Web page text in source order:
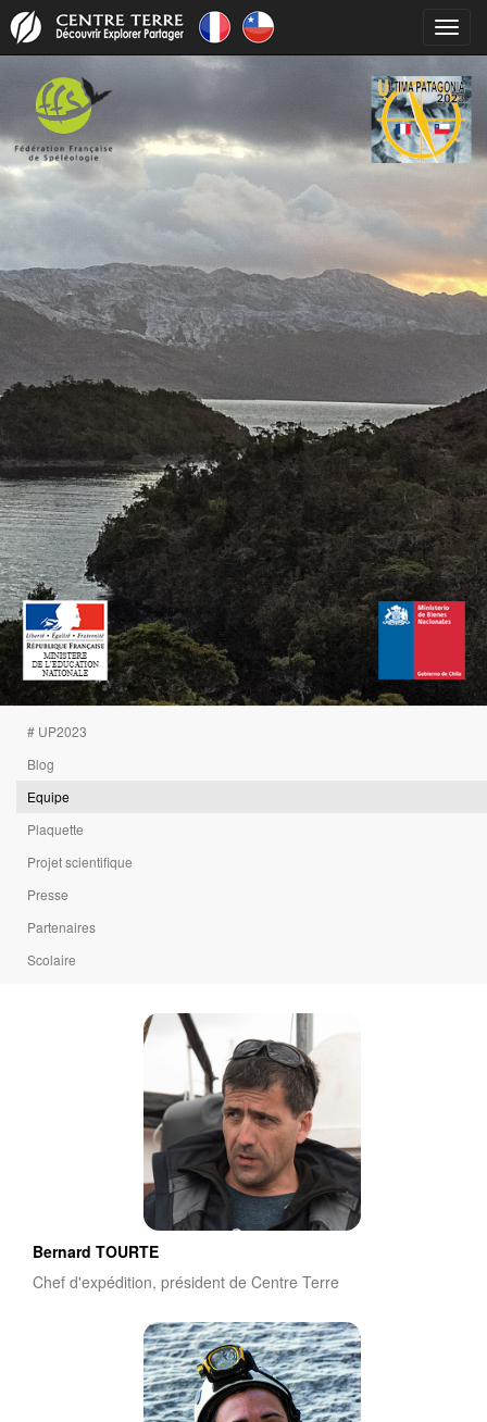
# UP2023
Blog
Equipe
Plaquette
Projet scientifique
Presse
Partenaires
Scolaire
Bernard TOURTE
Chef d'expédition, président de Centre Terre